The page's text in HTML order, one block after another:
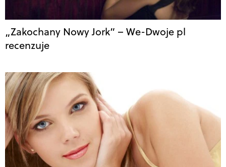
„Zakochany Nowy Jork” – We-Dwoje pl
recenzuje